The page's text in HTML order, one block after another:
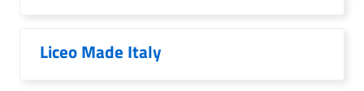
Liceo Made Italy